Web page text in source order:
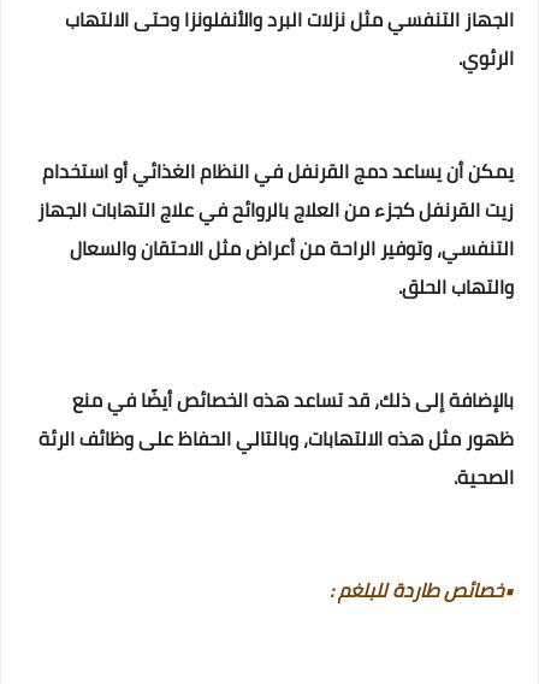
الجهاز التنفسي مثل نزلات البرد والأنفلونزا وحتى الالتهاب
الرئوي.
يمكن أن يساعد دمج القرنفل في النظام الغذائي أو استخدام
زيت القرنفل كجزء من العلاج بالروائح في علاج التهابات الجهاز
التنفسي، وتوفير الراحة من أعراض مثل الاحتقان والسعال
والتهاب الحلق.
بالإضافة إلى ذلك، قد تساعد هذه الخصائص أيضًا في منع
ظهور مثل هذه الالتهابات، وبالتالي الحفاظ على وظائف الرئة
الصحية.
•خصائص طاردة للبلغم :